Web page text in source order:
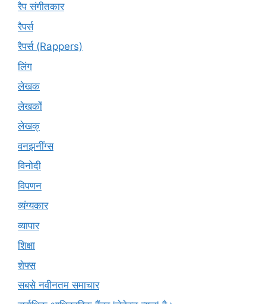
रैप संगीतकार
रैपर्स
रैपर्स (Rappers)
लिंग
लेखक
लेखकों
लेखक्
वनझनींग्स
विनोदी
विपणन
व्यंग्यकार
व्यापार
शिक्षा
शेफ्स
सबसे नवीनतम समाचार